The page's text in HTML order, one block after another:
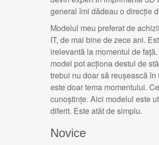
general îmi dădeau o direcție
Modelul meu preferat de
IT, de mai bine de zece ani.
irelevantă la momentul de
model pot acționa destul de
trebui nu doar să reușească
este doar tema momentului.
cunoștințe. Aici modelul este
diferit. Este atât de simplu.
Novice